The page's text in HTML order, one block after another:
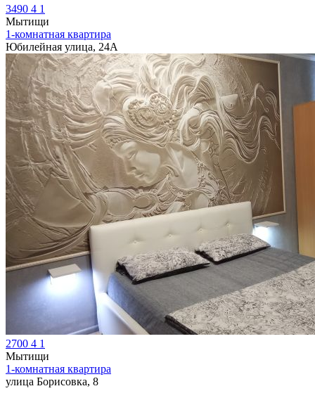
3490 4 1
Мытищи
1-комнатная квартира
Юбилейная улица, 24А
2700 4 1
Мытищи
1-комнатная квартира
улица Борисовка, 8